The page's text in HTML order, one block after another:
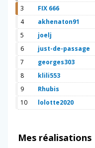
3
FIX 666
4
akhenaton91
5
joelj
6
just-de-passage
7
georges303
8
klili553
9
Rhubis
10
lolotte2020
Mes réalisations